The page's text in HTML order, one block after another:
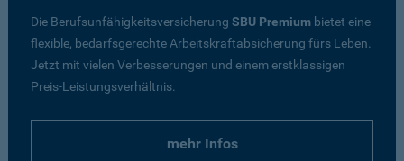
Die Berufsunfähigkeitsversicherung SBU Premium bietet eine
flexible, bedarfsgerechte Arbeitskraftabsicherung fürs Leben.
Jetzt mit vielen Verbesserungen und einem erstklassigen
Preis-Leistungsverhältnis.
mehr Infos